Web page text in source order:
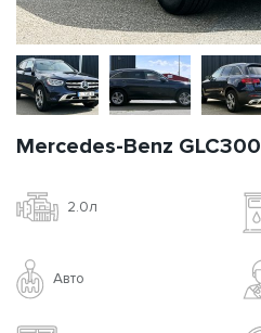
Mercedes-Benz GLC300
2.0л
Авто